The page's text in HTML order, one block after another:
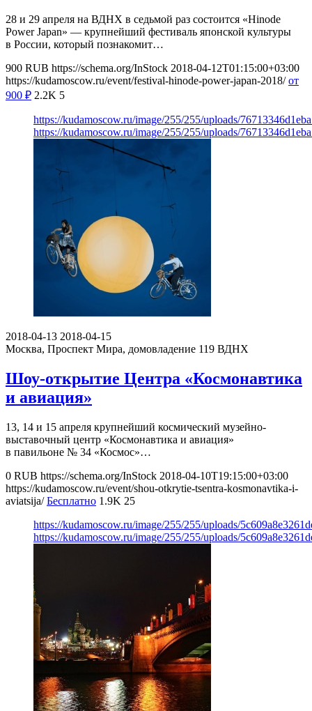
28 и 29 апреля на ВДНХ в седьмой раз состоится «Hinode
Power Japan» — крупнейший фестиваль японской культуры
в России, который познакомит…
900 RUB https://schema.org/InStock 2018-04-12T01:15:00+03:00
https://kudamoscow.ru/event/festival-hinode-power-japan-2018/ от
900 ₽ 2.2K 5
https://kudamoscow.ru/image/255/255/uploads/
https://kudamoscow.ru/image/255/255/uploads/
2018-04-13 2018-04-15
Москва, Проспект Мира, домовладение 119 ВДНХ
Шоу-открытие Центра «Космонавтика
и авиация»
13, 14 и 15 апреля крупнейший космический музейно-
выставочный центр «Космонавтика и авиация»
в павильоне № 34 «Космос»…
0 RUB https://schema.org/InStock 2018-04-10T19:15:00+03:00
https://kudamoscow.ru/event/shou-otkrytie-tsentra-kosmonavtika-i-
aviatsija/ Бесплатно 1.9K 25
https://kudamoscow.ru/image/255/255/uploads/
https://kudamoscow.ru/image/255/255/uploads/